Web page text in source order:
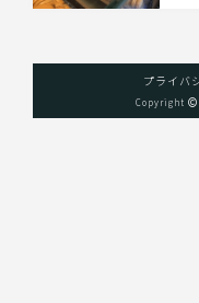
プライバ
Copyright